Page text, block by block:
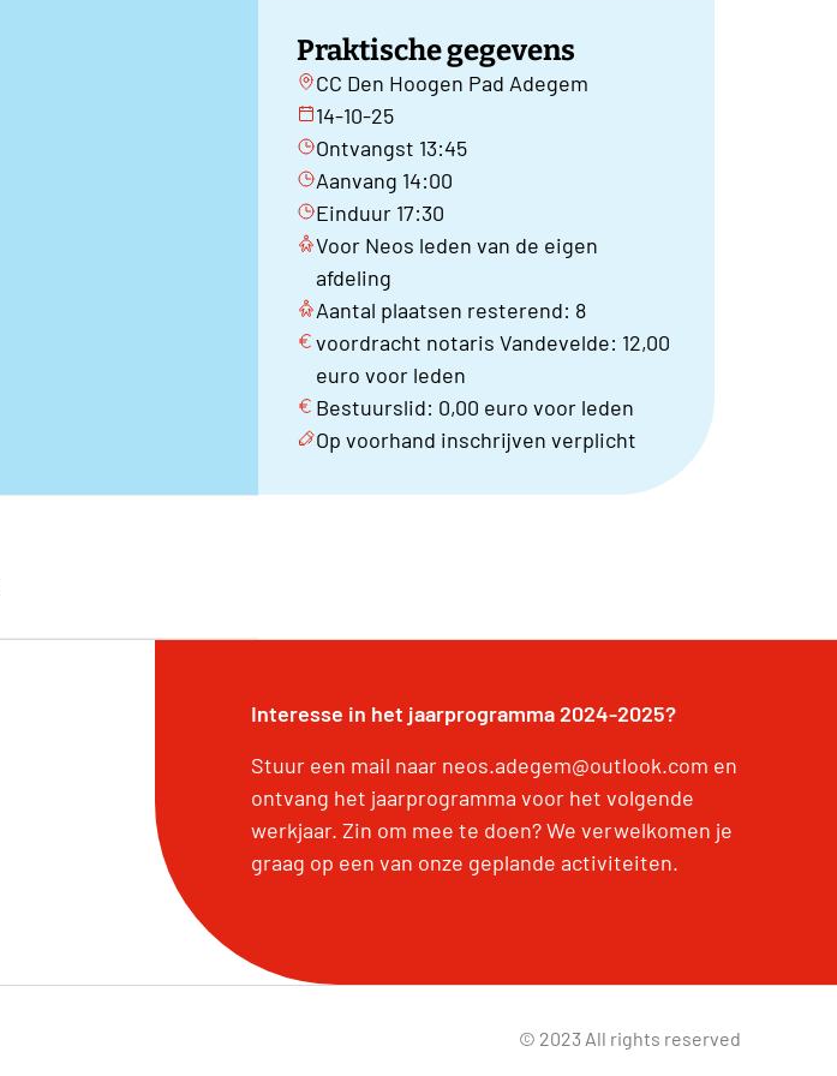
Praktische gegevens
CC Den Hoogen Pad Adegem
14-10-25
Ontvangst 13:45
Aanvang 14:00
Einduur 17:30
Voor Neos leden van de eigen
afdeling
Aantal plaatsen resterend: 8
voordracht notaris Vandevelde: 12,00
euro voor leden
Bestuurslid: 0,00 euro voor leden
Op voorhand inschrijven verplicht
Interesse in het jaarprogramma 2024-2025?
Stuur een mail naar neos.adegem@outlook.com en
ontvang het jaarprogramma voor het volgende
werkjaar. Zin om mee te doen? We verwelkomen je
graag op een van onze geplande activiteiten.
© 2023 All rights reserved